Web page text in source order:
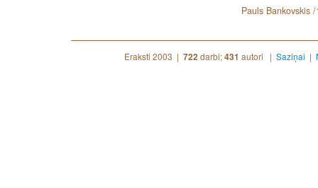
Pauls Bankovskis
Eraksti 2003 | 722 darbi;431 autori | Saziņai |